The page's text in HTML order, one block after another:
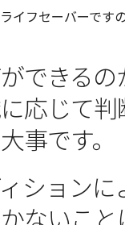
イフセーバーです
できるの
応じて判
事です。
ションに